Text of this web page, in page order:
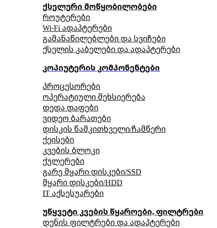
ქსელური მოწყობილობები
როუტერები
Wi-Fi ადაპტერები
გამანაწილებლები და სვიჩები
ქსელის კაბელები და ადაპტერები
კოპიუტერის კომპონენტები
პროცესორები
ოპერატიული მეხსიერება
დედა დაფები
ვიდეო ბარათები
დისკის წამკითხველი/ჩამწერი
ქეისები
კვების ბლოკი
ქულერები
გარე მყარი დისკები/SSD
მყარი დისკები/HDD
IT აქსესუარები
უწყვეტი კვების წყაროები, ფილტრები
დენის ფილტრები და ადაპტერები